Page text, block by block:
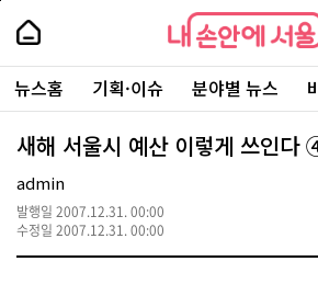
본
로
가
내
손
안
에
서
울
-
서
울
시
대
표
소
내
손
에
울
주
요
서
뉴스홈 기획·이슈 분야별 뉴스
새해 서울시 예산 이렇게 쓰인다
admin
발행일 2007.12.31. 00:00
수정일 2007.12.31. 00:00
페
상
단
로